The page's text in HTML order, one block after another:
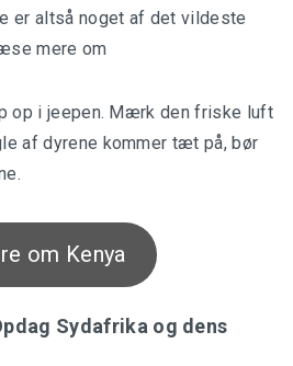
er altså noget af det vildeste
mere om
op i jeepen. Mærk den friske luft
af dyrene kommer tæt på, bør
om Kenya
Sydafrika og dens